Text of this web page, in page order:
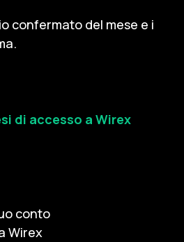
confermato del mese e i
di accesso a Wirex
conto
Wirex